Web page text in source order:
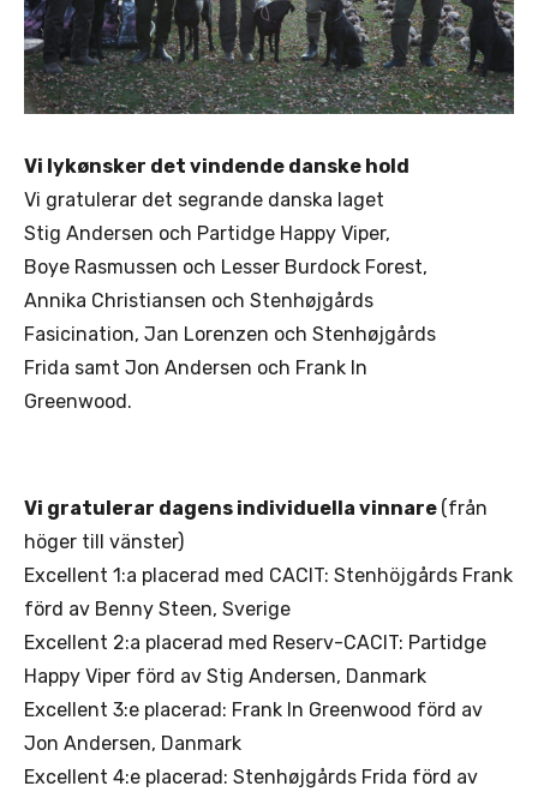
Vi lykønsker det vindende danske hold
Vi gratulerar det segrande danska laget
Stig Andersen och Partidge Happy Viper,
Boye Rasmussen och Lesser Burdock Forest,
Annika Christiansen och Stenhøjgårds
Fasicination, Jan Lorenzen och Stenhøjgårds
Frida samt Jon Andersen och Frank In
Greenwood.
Vi gratulerar dagens individuella vinnare (från
höger till vänster)
Excellent 1:a placerad med CACIT: Stenhöjgårds Frank
förd av Benny Steen, Sverige
Excellent 2:a placerad med Reserv-CACIT: Partidge
Happy Viper förd av Stig Andersen, Danmark
Excellent 3:e placerad: Frank In Greenwood förd av
Jon Andersen, Danmark
Excellent 4:e placerad: Stenhøjgårds Frida förd av